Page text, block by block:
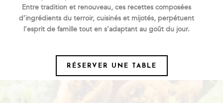
Entre tradition et renouveau, ces recettes composées
d’ingrédients du terroir, cuisinés et mijotés, perpétuent
l’esprit de famille tout en s’adaptant au goût du jour.
RÉSERVER UNE TABLE